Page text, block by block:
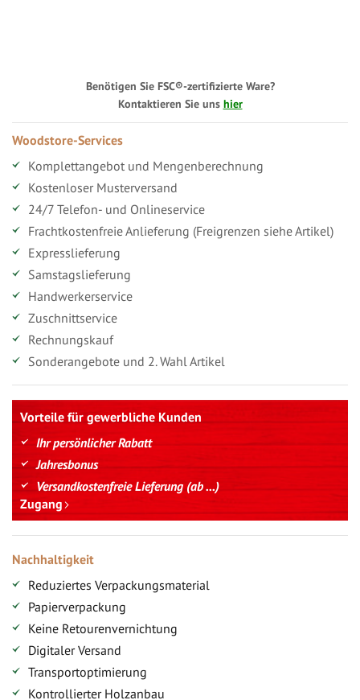
Benötigen Sie FSC®-zertifizierte Ware?
Kontaktieren Sie uns hier
Woodstore-Services
Komplettangebot und Mengenberechnung
Kostenloser Musterversand
24/7 Telefon- und Onlineservice
Frachtkostenfreie Anlieferung (Freigrenzen siehe Artikel)
Expresslieferung
Samstagslieferung
Handwerkerservice
Zuschnittservice
Rechnungskauf
Sonderangebote und 2. Wahl Artikel
Vorteile für gewerbliche Kunden
Ihr persönlicher Rabatt
Jahresbonus
Versandkostenfreie Lieferung (ab ...)
Zugang
Nachhaltigkeit
Reduziertes Verpackungsmaterial
Papierverpackung
Keine Retourenvernichtung
Digitaler Versand
Transportoptimierung
Kontrollierter Holzanbau